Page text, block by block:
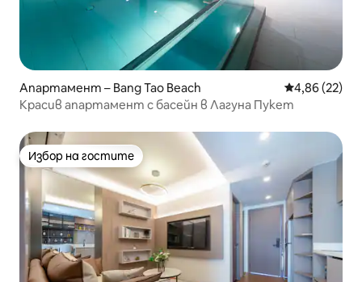
Апартамент – Bang Tao Beach Средна
4,86 (22)
Красив апартамент с басейн в Лагуна Пукет
Избор на гостите
Избор на гостите